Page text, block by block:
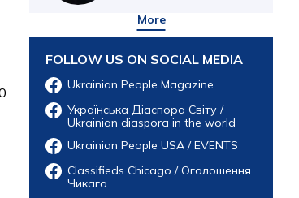
More
FOLLOW US ON SOCIAL MEDIA
Ukrainian People Magazine
Українська Діаспора Світу /
Ukrainian diaspora in the world
Ukrainian People USA / EVENTS
Classifieds Chicago / Оголошення
Чикаго